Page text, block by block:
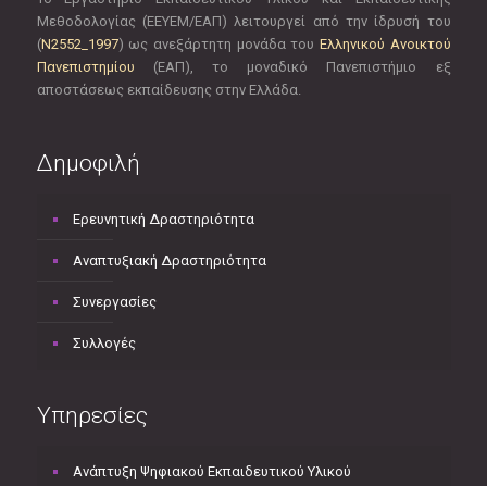
Μεθοδολογίας (ΕΕΥΕΜ/ΕΑΠ) λειτουργεί από την ίδρυσή του
(Ν2552_1997) ως ανεξάρτητη μονάδα του Ελληνικού Ανοικτού
Πανεπιστημίου (ΕΑΠ), το μοναδικό Πανεπιστήμιο εξ
αποστάσεως εκπαίδευσης στην Ελλάδα.
Δημοφιλή
Ερευνητική Δραστηριότητα
Αναπτυξιακή Δραστηριότητα
Συνεργασίες
Συλλογές
Υπηρεσίες
Ανάπτυξη Ψηφιακού Εκπαιδευτικού Υλικού